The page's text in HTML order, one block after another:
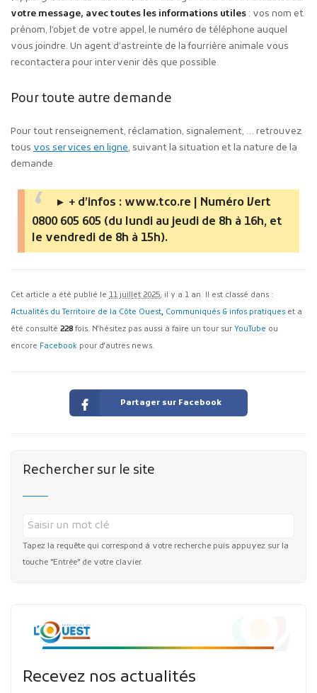
votre message, avec toutes les informations utiles : vos nom et
prénom, l’objet de votre appel, le numéro de téléphone auquel
vous joindre. Un agent d’astreinte de la fourrière animale vous
recontactera pour intervenir dès que possible.
Pour toute autre demande
Pour tout renseignement, réclamation, signalement, … retrouvez
tous vos services en ligne, suivant la situation et la nature de la
demande.
► + d’infos : www.tco.re | Numéro Vert
0800 605 605 (du lundi au jeudi de 8h à 16h, et
le vendredi de 8h à 15h).
Cet article a été publié le 11 juillet 2025, il y a 1 an. Il est classé dans :
Actualités du Territoire de la Côte Ouest, Communiqués & infos pratiques et a
été consulté 228 fois. N'hésitez pas aussi à faire un tour sur YouTube ou
encore Facebook pour d'autres news.
Partager sur Facebook
Rechercher sur le site
Tapez la requête qui correspond à votre recherche puis appuyez sur la
touche "Entrée" de votre clavier.
Recevez nos actualités